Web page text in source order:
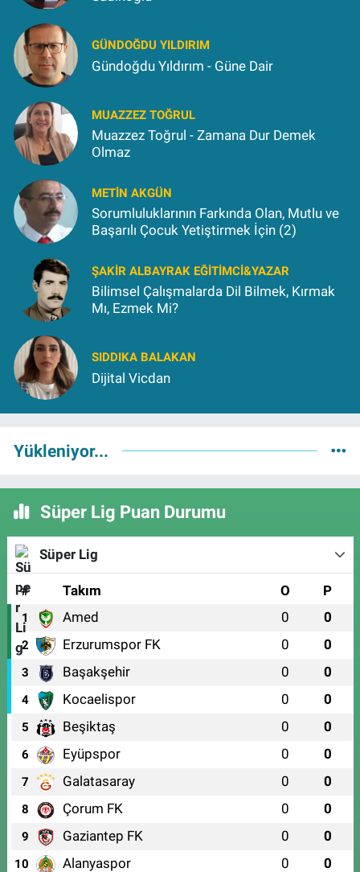
GÜNDOĞDU YILDIRIM
Gündoğdu Yıldırım - Güne Dair
MUAZZEZ TOĞRUL
Muazzez Toğrul - Zamana Dur Demek
Olmaz
METIN AKGÜN
Sorumluluklarının Farkında Olan, Mutlu ve
Başarılı Çocuk Yetiştirmek İçin (2)
ŞAKIR ALBAYRAK EĞITIMCI&YAZAR
Bilimsel Çalışmalarda Dil Bilmek, Kırmak
Mı, Ezmek Mi?
SIDDIKA BALAKAN
Dijital Vicdan
Yükleniyor...
Süper Lig Puan Durumu
Süper Lig
# Takım O P
1 Amed 0 0
2 Erzurumspor FK 0 0
3 Başakşehir 0 0
4 Kocaelispor 0 0
5 Beşiktaş 0 0
6 Eyüpspor 0 0
7 Galatasaray 0 0
8 Çorum FK 0 0
9 Gaziantep FK 0 0
10 Alanyaspor 0 0